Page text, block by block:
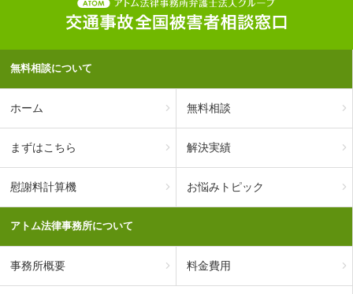
無料相談について
ホーム 無料相談
まずはこちら 解決実績
慰謝料計算機 お悩みトピック
アトム法律事務所について
事務所概要 料金費用